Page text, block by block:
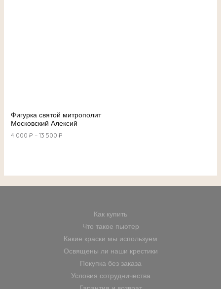
Фигурка святой митрополит
Московский Алексий
4 000 ₽ –13 500 ₽
Как купить
Что такое пьютер
Какие краски мы используем
Освящены ли наши крестики
Покупка без заказа
Условия сотрудничества